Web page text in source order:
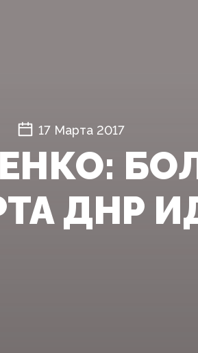
17 Марта 2017
ДНР